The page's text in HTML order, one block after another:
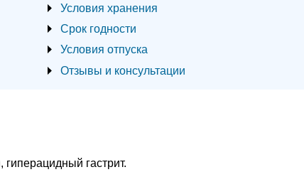
Условия хранения
Срок годности
Условия отпуска
Отзывы и консультации
гастрит.